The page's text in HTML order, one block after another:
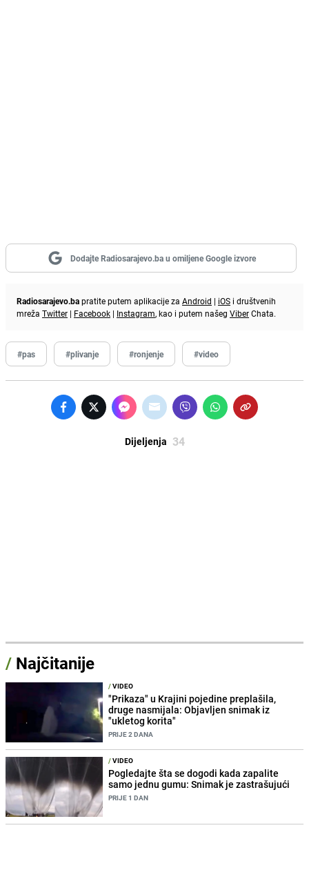
Dodajte Radiosarajevo.ba u omiljene Google izvore
Radiosarajevo.bapratite putem aplikacije za Android | iOS i društvenih
mreža Twitter | Facebook | Instagram, kao i putem našeg ViberChata.
#pas #plivanje #ronjenje #video
Dijeljenja 34
/ Najčitanije
/VIDEO
"Prikaza" u Krajini pojedine preplašila,
druge nasmijala: Objavljen snimak iz
"ukletog korita"
PRIJE 2 DANA
/VIDEO
Pogledajte šta se dogodi kada zapalite
samo jednu gumu: Snimak je zastrašujući
PRIJE 1 DAN